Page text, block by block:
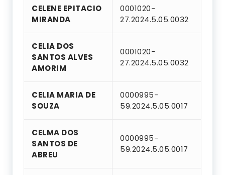
CELENE EPITACIO
MIRANDA
0001020-
27.2024.5.05.0032
CELIA DOS
SANTOS ALVES
AMORIM
0001020-
27.2024.5.05.0032
CELIA MARIA DE
SOUZA
0000995-
59.2024.5.05.0017
CELMA DOS
SANTOS DE
ABREU
0000995-
59.2024.5.05.0017